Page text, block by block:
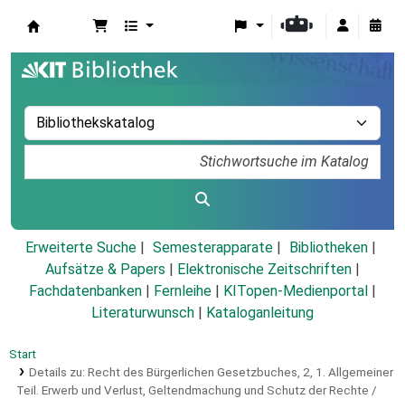
Erweiterte Suche Semesterapparate
Bibliotheken
Aufsätze & Papers
Elektronische Zeitschriften
Fachdatenbanken
Fernleihe KITopen-Medienportal
Literaturwunsch
Kataloganleitung
Start
Details zu: Recht des Bürgerlichen Gesetzbuches, 2, 1. Allgemeiner
Teil. Erwerb und Verlust, Geltendmachung und Schutz der Rechte /